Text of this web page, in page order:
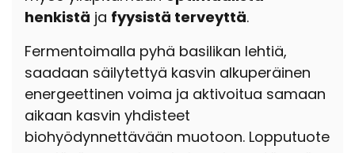
henkistä ja fyysistä terveyttä.
Fermentoimalla pyhä basilikan lehtiä,
saadaan säilytettyä kasvin alkuperäinen
energeettinen voima ja aktivoitua samaan
aikaan kasvin yhdisteet
biohyödynnettävään muotoon. Lopputuote